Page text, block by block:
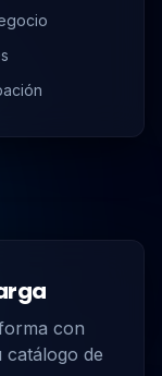
con
catálogo de